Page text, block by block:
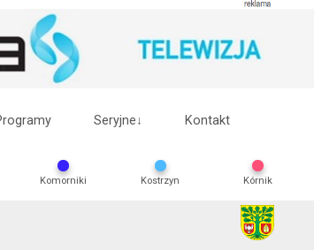
Seryjne↓ Kontakt
Komorniki Kostrzyn Kórnik